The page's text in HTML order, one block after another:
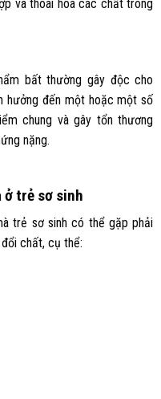
và thoái hóa các chất trong
bất thường gây độc cho
hưởng đến một hoặc một số
chung và gây tổn thương
nặng.
ở trẻ sơ sinh
trẻ sơ sinh có thể gặp phải
chất, cụ thể: